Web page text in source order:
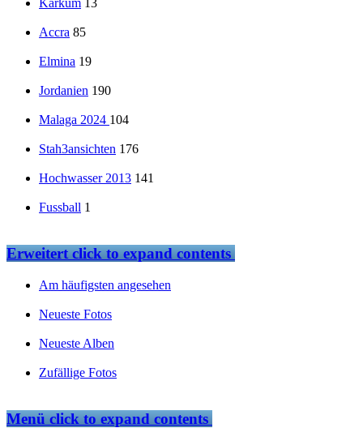
Karkum 13
Accra 85
Elmina 19
Jordanien 190
Malaga 2024 104
Stah3ansichten 176
Hochwasser 2013 141
Fussball 1
Erweitertclick to expand contents
Am häufigsten angesehen
Neueste Fotos
Neueste Alben
Zufällige Fotos
Menüclick to expand contents